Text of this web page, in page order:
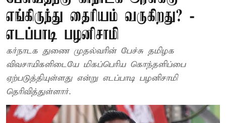
எங்கிருந்து தைரியம் வருகிறது? -
எடப்பாடி பழனிசாமி
கர்நாடக துணை முதல்வரின் பேச்சு தமிழக
விவசாயிகளிடையே மிகப்பெரிய கொந்தளிப்பை
ஏற்படுத்தியுள்ளது என்று எடப்பாடி பழனிசாமி
தெரிவித்துள்ளார்.